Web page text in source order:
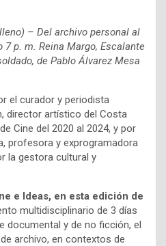
– Del archivo personal al
7 p. m. Reina Margo, Escalante
de Pablo Álvarez Mesa
el curador y periodista
director artístico del Costa
Cine del 2020 al 2024, y por
profesora y exprogramadora
la gestora cultural y
e Ideas, en esta edición de
multidisciplinario de 3 días
documental y de no ficción, el
archivo, en contextos de